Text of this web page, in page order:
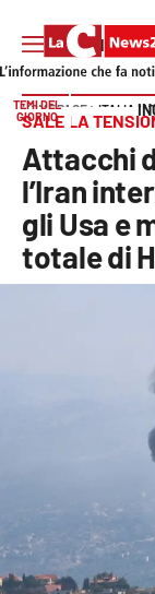
SEZIONI
Cronaca
Politica
Economia e
Sport
Vai
TEMI DEL
GIORNO
HOME PAGE ITALIA
SALE LA
Attacchi
l’Iran
gli Usa e
totale di